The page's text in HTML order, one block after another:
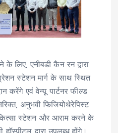
के लिए, एनीबडी कैन रन द्वारा
स्टेशन मार्ग के साथ स्थित
करेंगे एवं वेन्यू पार्टनर फील्ड
अनुभवी फिजियोथेरेपिस्ट
स्टेशन और आराम करने के